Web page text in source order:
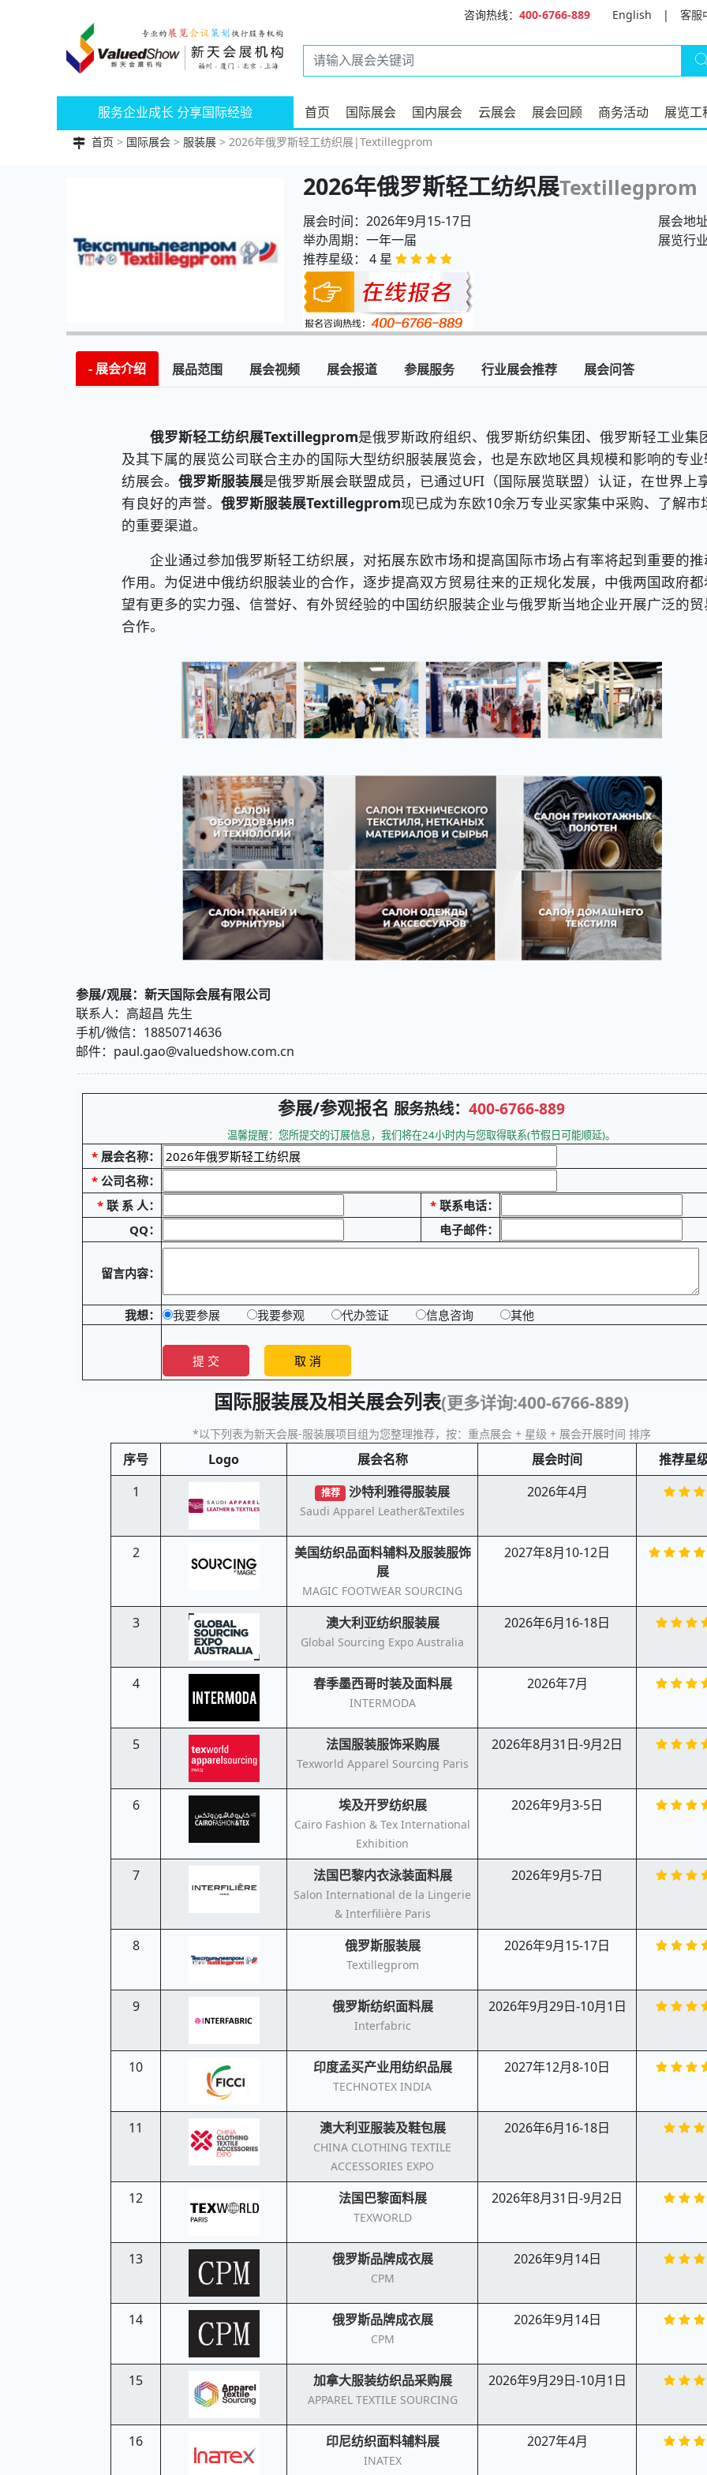
咨询热线： 400-6766-889 English | 客服
服务企业成长 分享国际经验 首页 国际展会 国内展会 云展会 展会回顾 商务活动 展览工
首页 > 国际展会 > 服装展 > 2026年俄罗斯轻工纺织展|Textillegprom
2026年俄罗斯轻工纺织展Textillegprom
展会时间：2026年9月15-17日
展会地
举办周期：一年一届
展览行
推荐星级： 4 星
展会介绍 展品范围 展会视频 展会报道 参展服务 行业展会推荐 展会问答
俄罗斯轻工纺织展Textillegprom是俄罗斯政府组织、俄罗斯纺织集团、俄罗斯轻工业集
及其下属的展览公司联合主办的国际大型纺织服装展览会，也是东欧地区具规模和影响的专
纺展会。 俄罗斯服装展是俄罗斯展会联盟成员，已通过UFI（国际展览联盟）认证，在世界上
有良好的声誉。 俄罗斯服装展Textillegprom现已成为东欧10余万专业买家集中采购、了解市
的重要渠道。
企业通过参加俄罗斯轻工纺织展，对拓展东欧市场和提高国际市场占有率将起到重要的推
作用。为促进中俄纺织服装业的合作，逐步提高双方贸易往来的正规化发展，中俄两国政府
望有更多的实力强、信誉好、有外贸经验的中国纺织服装企业与俄罗斯当地企业开展广泛的
合作。
参展/观展： 新天国际会展有限公司
联系人：高超昌 先生
手机/微信：18850714636
邮件：paul.gao@valuedshow.com.cn
参展/参观报名 服务热线： 400-6766-889
温馨提醒：您所提交的订展信息，我们将在24小时内与您取得联系(节假日可能顺延)。
* 展会名称：
* 公司名称：
* 联 系 人： * 联系电话：
QQ：
电子邮件：
留言内容：
我想： 我要参展 我要参观 代办签证 信息咨询 其他
国际服装展及相关展会列表(更多详询:400-6766-889)
*以下列表为新天会展-服装展项目组为您整理推荐，按：重点展会 + 星级 + 展会开展时间 排序
序号 Logo 展会名称 展会时间
推荐星
1
推荐 沙特利雅得服装展
Saudi Apparel Leather&Textiles
2026年4月
2
美国纺织品面料辅料及服装服饰
展
MAGIC FOOTWEAR SOURCING
2027年8月10-12日
3 澳大利亚纺织服装展
Global Sourcing Expo Australia
2026年6月16-18日
4 春季墨西哥时装及面料展
INTERMODA
2026年7月
5 法国服装服饰采购展
Texworld Apparel Sourcing Paris
2026年8月31日-9月2日
6 埃及开罗纺织展
Cairo Fashion & Tex International
Exhibition
2026年9月3-5日
7 法国巴黎内衣泳装面料展
Salon International de la Lingerie
& Interfilière Paris
2026年9月5-7日
8 俄罗斯服装展
Textillegprom
2026年9月15-17日
9 俄罗斯纺织面料展
Interfabric
2026年9月29日-10月1日
10 印度孟买产业用纺织品展
TECHNOTEX INDIA
2027年12月8-10日
11 澳大利亚服装及鞋包展
CHINA CLOTHING TEXTILE
ACCESSORIES EXPO
2026年6月16-18日
12 法国巴黎面料展
TEXWORLD
2026年8月31日-9月2日
13 俄罗斯品牌成衣展
CPM
2026年9月14日
14 俄罗斯品牌成衣展
CPM
2026年9月14日
15 加拿大服装纺织品采购展
APPAREL TEXTILE SOURCING
2026年9月29日-10月1日
16 印尼纺织面料辅料展
INATEX
2027年4月